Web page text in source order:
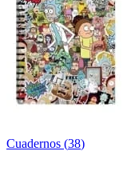
Cuadernos (38)